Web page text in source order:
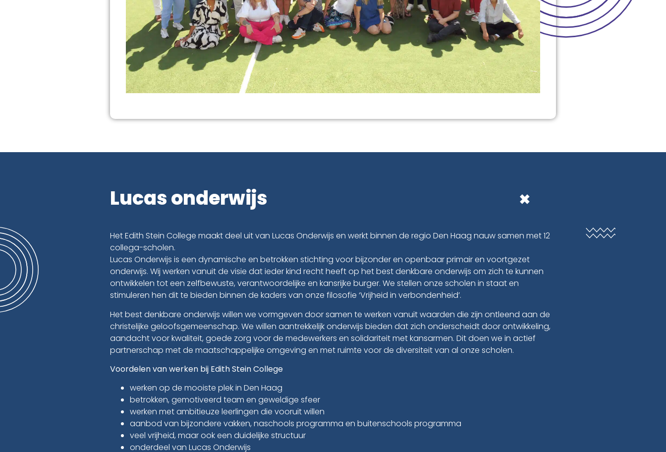
Lucas onderwijs
Het Edith Stein College maakt deel uit van Lucas Onderwijs en werkt binnen de regio Den Haag nauw samen met 12
collega-scholen.
Lucas Onderwijs is een dynamische en betrokken stichting voor bijzonder en openbaar primair en voortgezet
onderwijs. Wij werken vanuit de visie dat ieder kind recht heeft op het best denkbare onderwijs om zich te kunnen
ontwikkelen tot een zelfbewuste, verantwoordelijke en kansrijke burger. We stellen onze scholen in staat en
stimuleren hen dit te bieden binnen de kaders van onze filosofie ‘Vrijheid in verbondenheid’.
Het best denkbare onderwijs willen we vormgeven door samen te werken vanuit waarden die zijn ontleend aan de
christelijke geloofsgemeenschap. We willen aantrekkelijk onderwijs bieden dat zich onderscheidt door ontwikkeling,
aandacht voor kwaliteit, goede zorg voor de medewerkers en solidariteit met kansarmen. Dit doen we in actief
partnerschap met de maatschappelijke omgeving en met ruimte voor de diversiteit van al onze scholen.
Voordelen van werken bij Edith Stein College
werken op de mooiste plek in Den Haag
betrokken, gemotiveerd team en geweldige sfeer
werken met ambitieuze leerlingen die vooruit willen
aanbod van bijzondere vakken, naschools programma en buitenschools programma
veel vrijheid, maar ook een duidelijke structuur
onderdeel van Lucas Onderwijs